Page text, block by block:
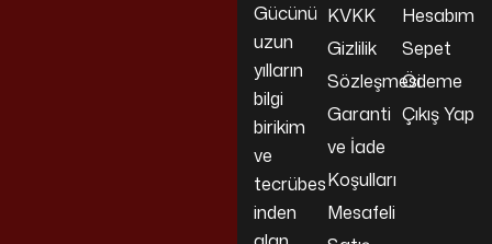
Gücünü
uzun
yılların
bilgi
birikim
ve
tecrübes
inden
KVKK
Gizlilik
Sözleşmesi
Garanti
ve İade
Koşulları
Mesafeli
Hesabım
Sepet
Ödeme
Çıkış Yap